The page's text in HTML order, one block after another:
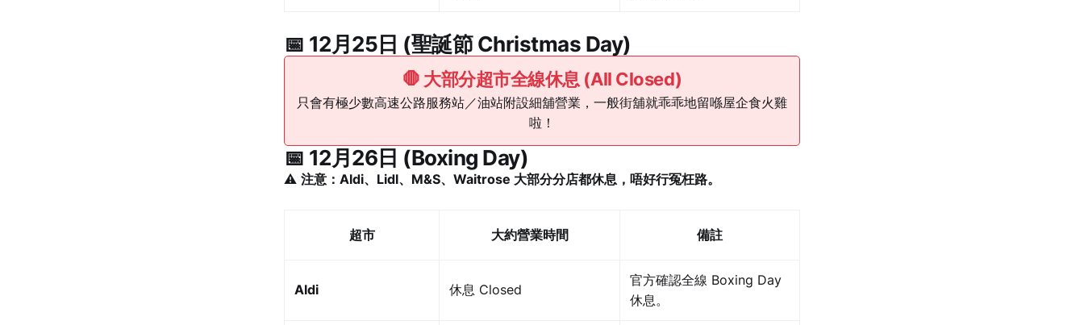
📅 12月25日 (聖誕節 Christmas Day)
🛑 大部分超市全線休息 (All Closed)
只會有極少數高速公路服務站／油站附設細舖營業，一般街舖就乖乖地留喺屋企食火雞
啦！
📅 12月26日 (Boxing Day)
⚠️ 注意：Aldi、Lidl、M&S、Waitrose 大部分分店都休息，唔好行冤枉路。
超市 大約營業時間 備註
Aldi 休息 Closed
官方確認全線 Boxing Day
休息。